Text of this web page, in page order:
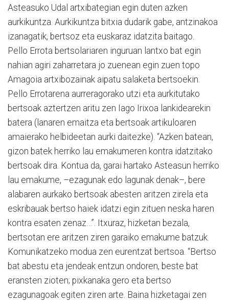
Asteasuko Udal artxibategian egin duten azken
aurkikuntza. Aurkikuntza bitxia dudarik gabe, antzinakoa
izanagatik, bertsoz eta euskaraz idatzita baitago.
Pello Errota bertsolariaren inguruan lantxo bat egin
nahian agiri zaharretara jo zuenean egin zuen topo
Amagoia artxibozainak aipatu salaketa bertsoekin.
Pello Errotarena aurreragorako utzi eta aurkitutako
bertsoak aztertzen aritu zen Iago Irixoa lankidearekin
batera (lanaren emaitza eta bertsoak artikuloaren
amaierako helbideetan aurki daitezke). “Azken batean,
gizon batek herriko lau emakumeren kontra idatzitako
bertsoak dira. Kontua da, garai hartako Asteasun herriko
lau emakume, –ezagunak edo lagunak denak–, bere
alabaren aurkako bertsoak abesten aritzen zirela eta
eskribauak bertso haiek idatzi egin zituen neska haren
kontra esaten zenaz…”. Itxuraz, hizketan bezala,
bertsotan ere aritzen ziren garaiko emakume batzuk.
Komunikatzeko modua zen eurentzat bertsoa. “Bertso
bat abestu eta jendeak entzun ondoren, beste bat
eransten zioten; pixkanaka gero eta bertso
ezagunagoak egiten ziren arte. Baina hizketagai zen